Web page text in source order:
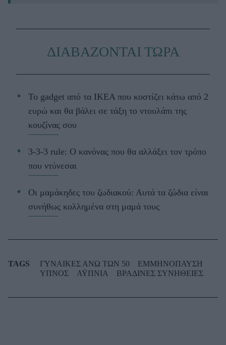
ΔΙΑΒΑΖΟΝΤΑΙ ΤΩΡΑ
Το gadget από τα IKEA που κοστίζει κάτω από 2
ευρώ και θα βάλει σε τάξη το ντουλάπι της
κουζίνας σου
3-3-3 rule: Ο κανόνας που θα αλλάξει τον τρόπο
που ντύνεσαι
Οι μαμάκηδες του ζωδιακού: Αυτά τα ζώδια είναι
συνήθως κολλημένα στη μαμά τους
TAGS ΓΥΝΑΙΚΕΣ ΑΝΩ ΤΩΝ 50
ΕΜΜΗΝΟΠΑΥΣΗ
ΥΠΝΟΣ
ΑΫΠΝΙΑ ΒΡΑΔΙΝΕΣ ΣΥΝΗΘΕΙΕΣ